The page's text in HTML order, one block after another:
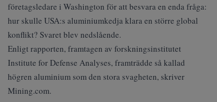
företagsledare i Washington för att besvara en enda fråga:
hur skulle USA:s aluminiumkedja klara en större global
konflikt? Svaret blev nedslående.
Enligt rapporten, framtagen av forskningsinstitutet
Institute for Defense Analyses, framträdde så kallad
högren aluminium som den stora svagheten, skriver
Mining.com.